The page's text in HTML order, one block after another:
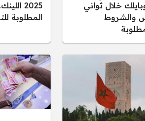
خلال ثواني
والشروط
2025
المطلوبة